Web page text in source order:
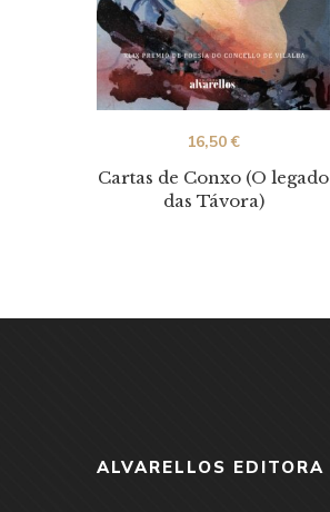
Cartas de Conxo (O legado
das Távora)
16,50€
ALVARELLOS EDITORA